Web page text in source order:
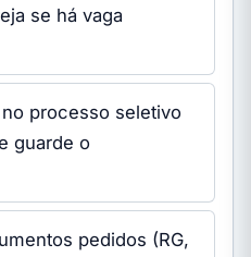
se há vaga
processo seletivo
guarde o
pedidos (RG,